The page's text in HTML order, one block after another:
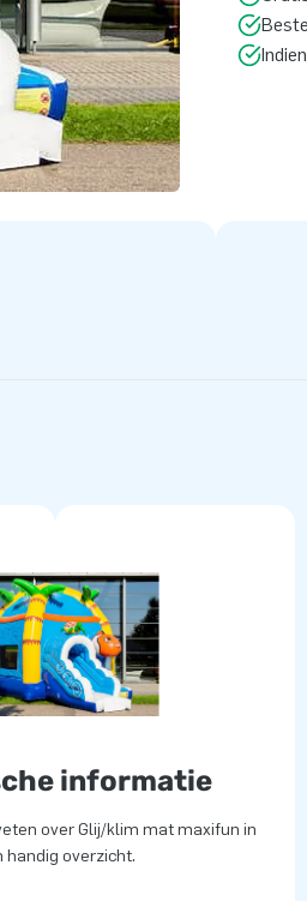
informatie
over Glij/klim mat maxifun in
handig overzicht.